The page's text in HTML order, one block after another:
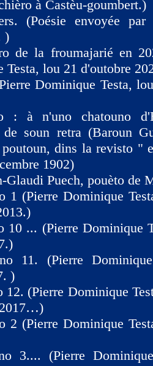
à Castèu-goumbert.)
(Poésie envoyée
)
de la froumajarié en
Testa, lou 21 d'outobre
Dominique Testa,
: à n'uno chatouno
de soun retra (Baroun
dins la revisto "
1902)
Glaudi Puech, pouèto de
1 (Pierre Dominique
10 ... (Pierre Dominique
11. (Pierre
)
12. (Pierre Dominique
2017…)
2 (Pierre Dominique
3.... (Pierre